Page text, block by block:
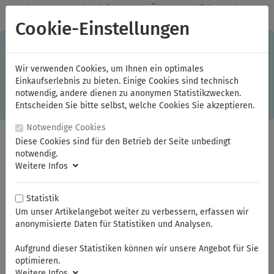
✓Jeden Monat starke Aktionen ✓Über 20 Qualitätsmarken ✓
Kostenlose Lieferung im Inland ab 150,00 Euro Bruttowarenwert
Einkaufserlebnis. Dabei werden beispielsweise die Session-
Informationen oder die Spracheinstellung auf Ihrem Rechner
gespeichert. Ohne Cookies ist der Funktionsumfang des
Online-Shops eingeschränkt. Sind Sie damit nicht
einverstanden, klicken Sie bitte hier.
Kraftschrauber-Werkzeuge 1/2"
Kraftschrauber-Steckschlüssel-Einsätze 1/2"
Cookie-Einstellungen
Wir verwenden Cookies, um Ihnen ein optimales
Einkaufserlebnis zu bieten. Einige Cookies sind technisch
notwendig, andere dienen zu anonymen Statistikzwecken.
Entscheiden Sie bitte selbst, welche Cookies Sie akzeptieren.
Notwendige Cookies
Diese Cookies sind für den Betrieb der Seite unbedingt
notwendig.
Weitere Infos
Statistik
Um unser Artikelangebot weiter zu verbessern, erfassen wir
anonymisierte Daten für Statistiken und Analysen.
Aufgrund dieser Statistiken können wir unsere Angebot für Sie
optimieren.